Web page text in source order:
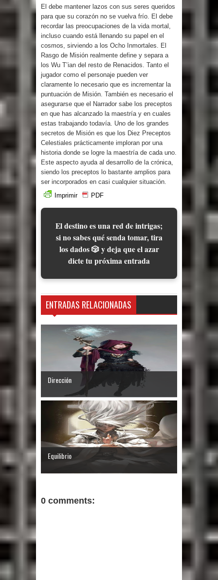
El debe mantener lazos con sus seres queridos
para que su corazón no se vuelva frío. El debe
recordar las preocupaciones de la vida mortal,
incluso cuando está llenando su papel en el
cosmos, sirviendo a los Ocho Inmortales. El
Rasgo de Misión realmente define y separa a
los Wu T’ian del resto de Renacidos. Tanto el
jugador como el personaje pueden ver
claramente lo necesario que es incrementar la
puntuación de Misión. También es necesario el
asegurarse que el Narrador sabe los preceptos
en que has alcanzado la maestría y en cuales
estas trabajando todavía. Uno de los grandes
secretos de Misión es que los Diez Preceptos
Celestiales prácticamente imploran por una
historia donde se logre la maestría de cada uno.
Este aspecto ayuda al desarrollo de la crónica,
siendo los preceptos lo bastante amplios para
ser incorporados en casi cualquier situación.
Imprimir
PDF
El destino es una red de intrigas;
si no sabes qué senda tomar, tira
los dados 🎲 y deja que el azar
dicte tu próxima entrada
ENTRADAS RELACIONADAS
Dirección
Equilibrio
0 comments: